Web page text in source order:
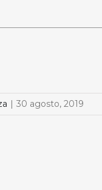
| 30 agosto, 2019